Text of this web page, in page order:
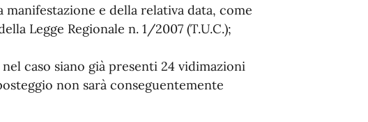
e della relativa data, come
Legge Regionale n. 1/2007 (T.U.C.);
caso siano già presenti 24 vidimazioni
non sarà conseguentemente